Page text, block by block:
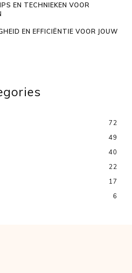
EN TECHNIEKEN VOOR
EN EFFICIËNTIE VOOR JOUW
72
49
40
22
17
6